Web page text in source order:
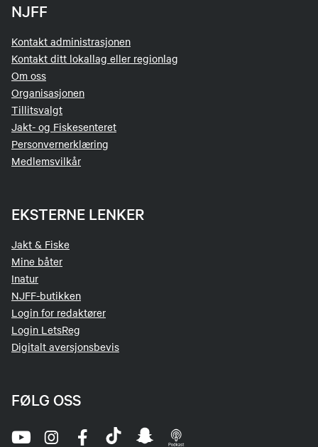
NJFF
Kontakt administrasjonen
Kontakt ditt lokallag eller regionlag
Om oss
Organisasjonen
Tillitsvalgt
Jakt- og Fiskesenteret
Personvernerklæring
Medlemsvilkår
EKSTERNE LENKER
Jakt & Fiske
Mine båter
Inatur
NJFF-butikken
Login for redaktører
Login LetsReg
Digitalt aversjonsbevis
FØLG OSS